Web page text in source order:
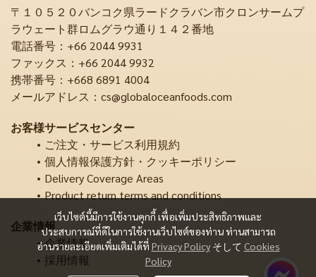
เว็บไซต์นี้มีการใช้งานคุกกี้ เพื่อเพิ่มประสิทธิภาพและ
ประสบการณ์ที่ดีในการใช้งานเว็บไซต์ของท่าน ท่านสามารถ
อ่านรายละเอียดเพิ่มเติมได้ที่ Privacy Policy そして Cookies
Policy
〒１０５２０バンコク県ラードクラバン市クロンサームプ
ラウェート群ロムグラウ通り１４２番地
電話番号：+66 2044 9931
ファックス：+66 2044 9932
携帯番号：+668 6891 4004
メールアドレス：cs@globaloceanfoods.com
お客様サービスセンター
ご注文・サービス利用規約
個人情報保護方針・クッキーポリシー
Delivery Coverage Areas
Product return terms and conditions
企業情報
企業情報
採用情報